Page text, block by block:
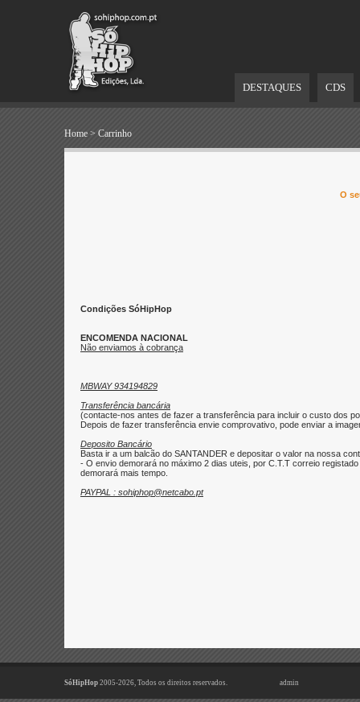
DESTAQUES CDS
Home > Carrinho
O
Condições SóHipHop
ENCOMENDA NACIONAL
Não enviamos à cobrança
MBWAY 934194829
Transferência bancária
(contacte-nos antes de fazer a transferência para incluir o custo dos
Depois de fazer transferência envie comprovativo, pode enviar a
Deposito Bancário
Basta ir a um balcão do SANTANDER e depositar o valor na nossa
- O envio demorará no máximo 2 dias uteis, por C.T.T correio
demorará mais tempo.
PAYPAL : sohiphop@netcabo.pt
SóHipHop 2005-2026, Todos os direitos reservados. admin